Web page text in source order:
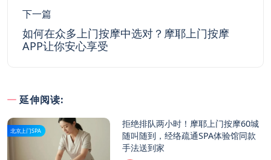
下一篇
如何在众多上门按摩中选对？摩耶上门按摩
APP让你安心享受
延伸阅读:
北京上门SPA
拒绝排队两小时！摩耶上门按摩60城
随叫随到，经络疏通SPA体验馆同款
手法送到家